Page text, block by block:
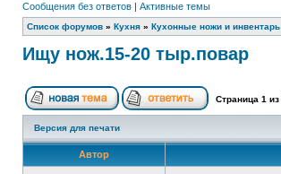
Сообщения без ответов | Активные темы
Список форумов » Кухня » Кухонные ножи и инвентарь
Ищу нож.15-20 тыр.повар
Страница 1 из
Версия для печати
Автор